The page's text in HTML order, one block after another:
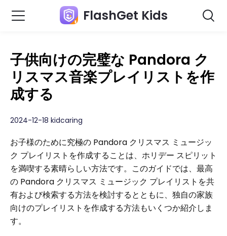
FlashGet Kids
子供向けの完璧な Pandora ク
リスマス音楽プレイリストを作
成する
2024-12-18 kidcaring
お子様のために究極の Pandora クリスマス ミュージッ
ク プレイリストを作成することは、ホリデー スピリット
を満喫する素晴らしい方法です。このガイドでは、最高
の Pandora クリスマス ミュージック プレイリストを共
有および検索する方法を検討するとともに、独自の家族
向けのプレイリストを作成する方法もいくつか紹介しま
す。